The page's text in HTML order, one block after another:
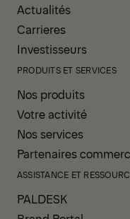
Actualités
Carrieres
Investisseurs
PRODUITS ET SERVICES
Nos produits
Votre activité
Nos services
Partenaires
ASSISTANCE ET
PALDESK